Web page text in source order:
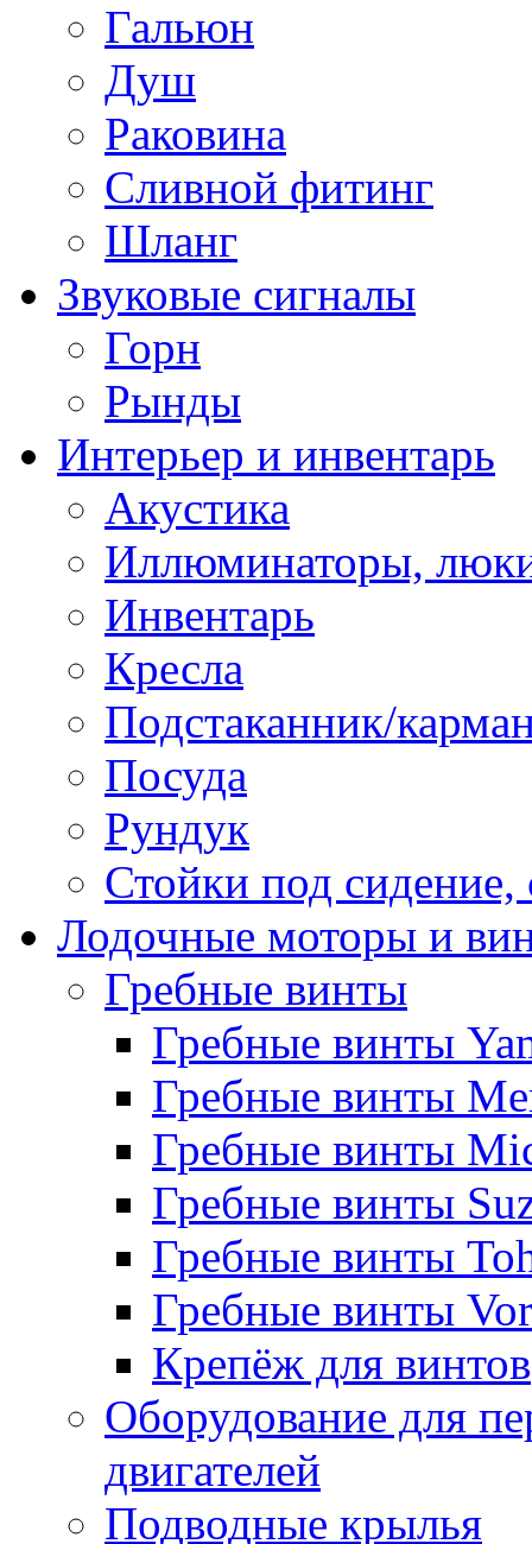
Гальюн
Душ
Раковина
Сливной фитинг
Шланг
Звуковые сигналы
Горн
Рынды
Интерьер и инвентарь
Акустика
Иллюминаторы,
Инвентарь
Кресла
Подстаканник/
Посуда
Рундук
Стойки под
Лодочные моторы и
Гребные винты
Гребные винты
Гребные винты
Гребные винты
Гребные винты
Гребные винты
Гребные винты
Крепёж для винтов
Оборудование для
двигателей
Подводные крылья